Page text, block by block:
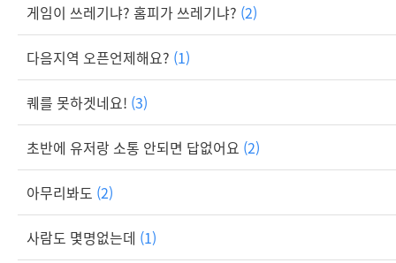
게임이 쓰레기냐? 홈피가 쓰레기냐? (2)
다음지역 오픈언제해요? (1)
퀘를 못하겟네요! (3)
초반에 유저랑 소통 안되면 답없어요 (2)
아무리봐도 (2)
사람도 몇명없는데 (1)